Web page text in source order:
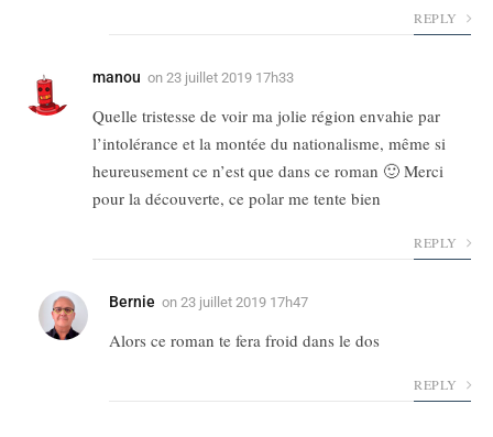
REPLY
manou on 23 juillet 2019 17h33
Quelle tristesse de voir ma jolie région envahie par
l’intolérance et la montée du nationalisme, même si
heureusement ce n’est que dans ce roman 🙂 Merci
pour la découverte, ce polar me tente bien
REPLY
Bernie on 23 juillet 2019 17h47
Alors ce roman te fera froid dans le dos
REPLY